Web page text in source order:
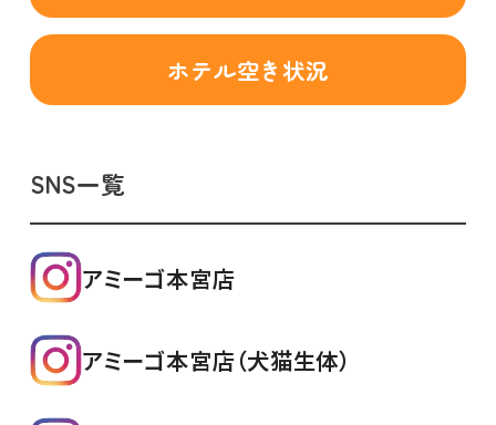
ホテル空き状況
SNS一覧
アミーゴ本宮店
アミーゴ本宮店（犬猫生体）